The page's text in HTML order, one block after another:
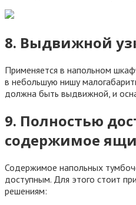
8. Выдвижной
Применяется в напольном
в небольшую нишу
должна быть выдвижной, и
9. Полностью
содержимое
Содержимое напольных
доступным. Для этого стоит
решениям: